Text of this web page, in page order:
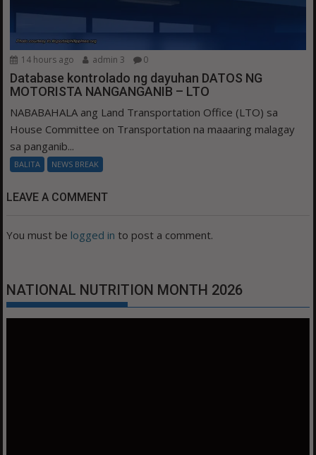
14 hours ago admin 3 0
Database kontrolado ng dayuhan DATOS NG
MOTORISTA NANGANGANIB – LTO
NABABAHALA ang Land Transportation Office (LTO) sa
House Committee on Transportation na maaaring malagay
sa panganib...
BALITA NEWS BREAK
LEAVE A COMMENT
You must be logged in to post a comment.
NATIONAL NUTRITION MONTH 2026